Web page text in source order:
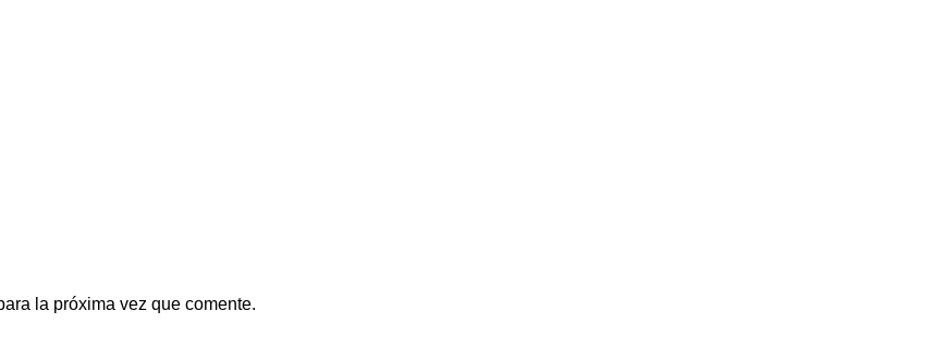
la próxima vez que comente.